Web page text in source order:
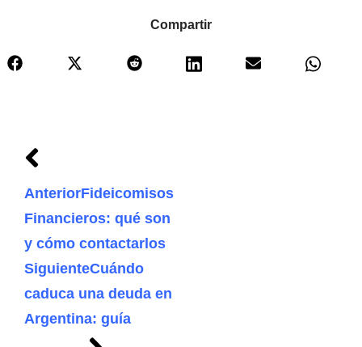
Compartir
AnteriorFideicomisos
Financieros: qué son
y cómo contactarlos
SiguienteCuándo
caduca una deuda en
Argentina: guía